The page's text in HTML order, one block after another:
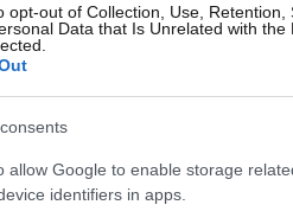
opt-out of Collection, Use, Retention,
Data that Is Unrelated with the
allow Google to enable storage
identifiers in apps.